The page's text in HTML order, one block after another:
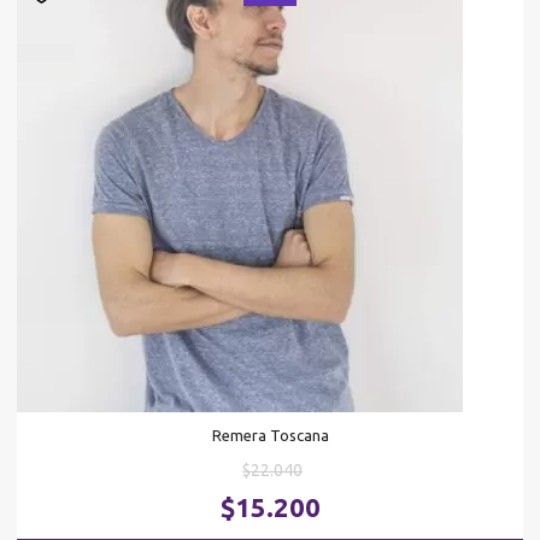
Remera Toscana
$22.040El
precio
original
$15.200